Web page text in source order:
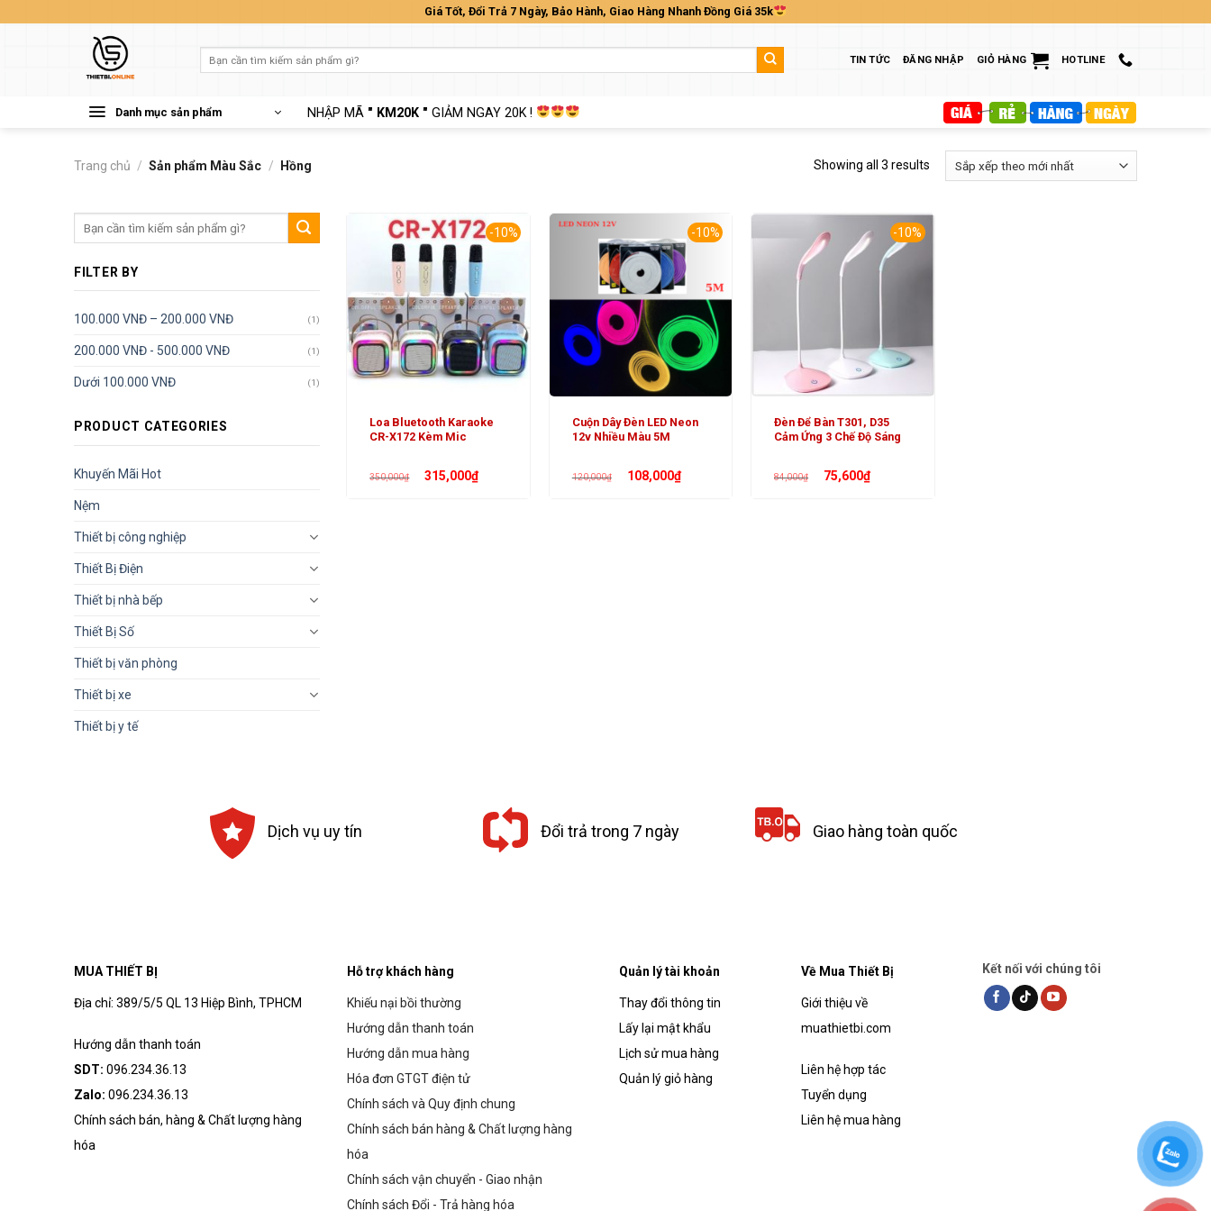
Giá Tốt, Đổi Trả 7 Ngày, Bảo Hành, Giao Hàng Nhanh Đồng Giá 35k
kiếm:
TIN TỨC ĐĂNG NHẬP GIỎ HÀNG HOTLINE
Danh mục sản phẩm NHẬP MÃ " KM20K " GIẢM NGAY 20K !
Trang chủ / Sản phẩm Màu Sắc / Hồng Showing all 3 results
kiếm:
FILTER BY
100.000 VNĐ – 200.000 VNĐ (1)
200.000 VNĐ - 500.000 VNĐ (1)
Dưới 100.000 VNĐ (1)
PRODUCT CATEGORIES
Khuyến Mãi Hot
Nệm
Thiết bị công nghiệp
Thiết Bị Điện
Thiết bị nhà bếp
Thiết Bị Số
Thiết bị văn phòng
Thiết bị xe
Thiết bị y tế
-10%
Loa Bluetooth Karaoke
CR-X172 Kèm Mic
350,000₫
Giá
gốc
315,000₫Giá
hiện
-10%
Cuộn Dây Đèn LED Neon
12v Nhiều Màu 5M
120,000₫
Giá
gốc
108,000₫Giá
hiện
-10%
Đèn Để Bàn T301, D35
Cảm Ứng 3 Chế Độ Sáng
84,000₫
Giá
gốc
75,600₫Giá
hiện
Dịch vụ uy tín Đổi trả trong 7 ngày Giao hàng toàn quốc
MUA THIẾT BỊ
Địa chỉ: 389/5/5 QL 13 Hiệp Bình, TPHCM
Hướng dẫn thanh toán
SDT: 096.234.36.13
Zalo: 096.234.36.13
Chính sách bán, hàng & Chất lượng hàng
hóa
Hỗ trợ khách hàng
Khiếu nại bồi thường
Hướng dẫn thanh toán
Hướng dẫn mua hàng
Hóa đơn GTGT điện tử
Chính sách và Quy định chung
Chính sách bán hàng & Chất lượng hàng
hóa
Chính sách vận chuyển - Giao nhận
Chính sách Đổi - Trả hàng hóa
Quản lý tài khoản
Thay đổi thông tin
Lấy lại mật khẩu
Lịch sử mua hàng
Quản lý giỏ hàng
Về Mua Thiết Bị
Giới thiệu về
muathietbi.com
Liên hệ hợp tác
Tuyển dụng
Liên hệ mua hàng
Kết nối với chúng tôi